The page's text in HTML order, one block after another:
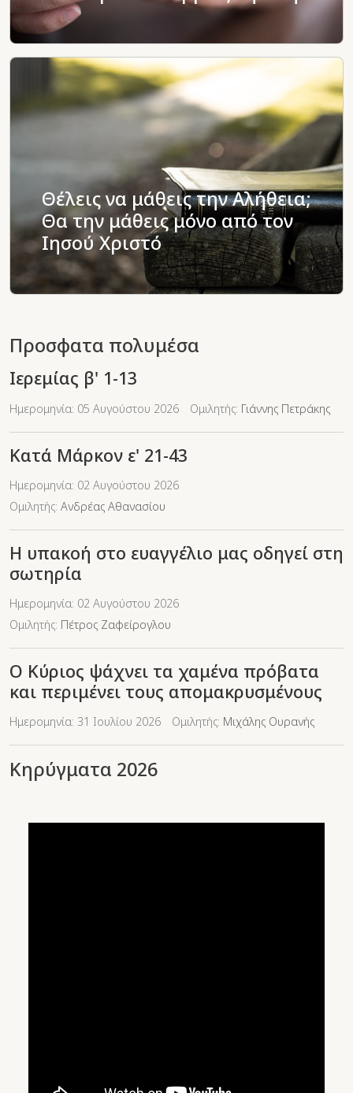
Θέλεις να μάθεις την Αλήθεια;
Θα την μάθεις μόνο από τον
Ιησού Χριστό
Προσφατα πολυμέσα
Ιερεμίας β' 1-13
Ημερομηνία: 05 Αυγούστου 2026 Ομιλητής: Γιάννης Πετράκης
Κατά Μάρκον ε' 21-43
Ημερομηνία: 02 Αυγούστου 2026
Ομιλητής: Ανδρέας Αθανασίου
Η υπακοή στο ευαγγέλιο μας οδηγεί στη
σωτηρία
Ημερομηνία: 02 Αυγούστου 2026
Ομιλητής: Πέτρος Ζαφείρογλου
Ο Κύριος ψάχνει τα χαμένα πρόβατα
και περιμένει τους απομακρυσμένους
Ημερομηνία: 31 Ιουλίου 2026 Ομιλητής: Μιχάλης Ουρανής
Κηρύγματα 2026